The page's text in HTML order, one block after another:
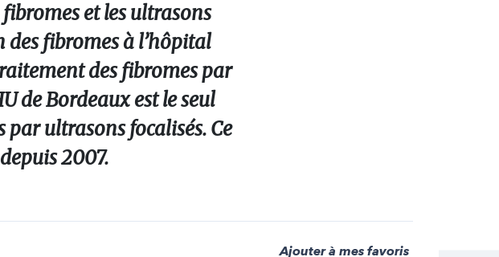
et les ultrasons
des fibromes à l’hôpital
des fibromes par
de Bordeaux est le seul
ultrasons focalisés. Ce
2007.
Ajouter à mes favoris